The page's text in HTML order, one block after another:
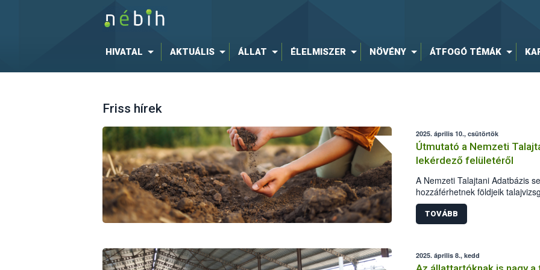
HIVATAL AKTUÁLIS ÁLLAT ÉLELMISZER NÖVÉNY ÁTFOGÓ TÉMÁK
Friss hírek
2025. április 10., csütörtök
Útmutató a Nemzeti
lekérdező felületéről
A Nemzeti Talajtani Adatbázis
hozzáférhetnek földjeik
azok állapotát. A
rendelkezzen a Magyar
Nébih rövid útmutatóval is segíti
TOVÁBB
2025. április 8., kedd